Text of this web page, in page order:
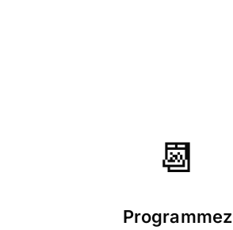
📆
Programmez